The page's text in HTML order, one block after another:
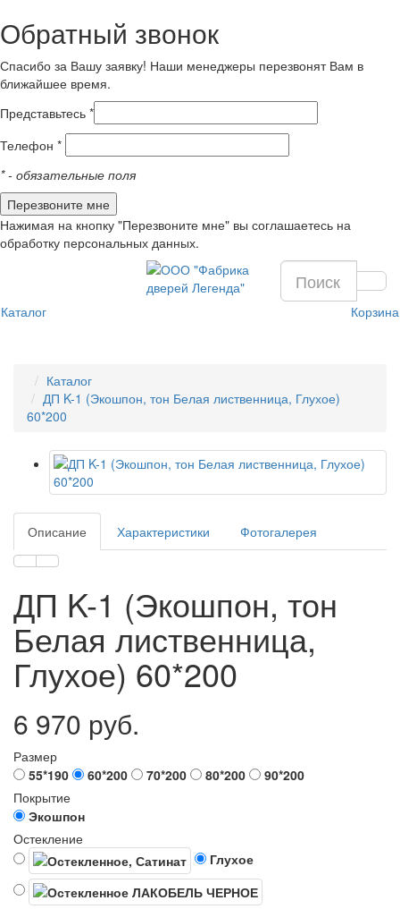
Обратный звонок
Спасибо за Вашу заявку! Наши менеджеры перезвонят Вам в
ближайшее время.
Представьтесь *
Телефон *
*- обязательные поля
Нажимая на кнопку "Перезвоните мне" вы соглашаетесь на
обработку персональных данных.
Каталог Корзина
Каталог
ДП K-1 (Экошпон, тон Белая лиственница, Глухое)
60*200
Описание Характеристики Фотогалерея
ДП K-1 (Экошпон, тон
Белая лиственница,
Глухое) 60*200
6 970 руб.
Размер
55*190
60*200 70*200 80*200
90*200
Покрытие
Экошпон
Остекление
Глухое